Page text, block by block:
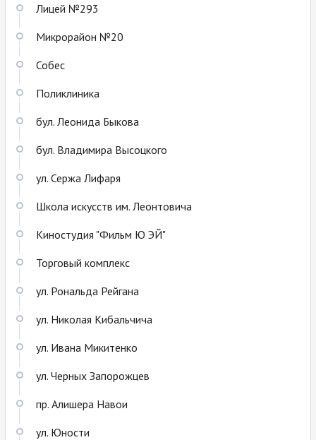
Лицей №293
Микрорайон №20
Собес
Поликлиника
бул. Леонида Быкова
бул. Владимира Высоцкого
ул. Сержа Лифаря
Школа искусств им. Леонтовича
Киностудия "Фильм Ю ЭЙ"
Торговый комплекс
ул. Рональда Рейгана
ул. Николая Кибальчича
ул. Ивана Микитенко
ул. Черных Запорожцев
пр. Алишера Навои
ул. Юности